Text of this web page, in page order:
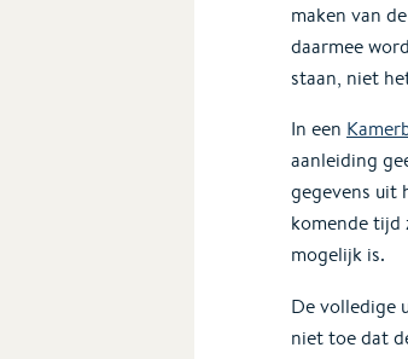
maken van
daarmee
staan, niet
In een
aanleiding
gegevens uit
komende tijd
mogelijk is.
De volledige
niet toe dat